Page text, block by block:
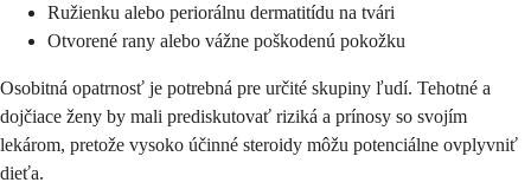
Ružienku alebo periorálnu dermatitídu na tvári
Otvorené rany alebo vážne poškodenú pokožku
Osobitná opatrnosť je potrebná pre určité skupiny ľudí. Tehotné a
dojčiace ženy by mali prediskutovať riziká a prínosy so svojím
lekárom, pretože vysoko účinné steroidy môžu potenciálne ovplyvniť
dieťa.